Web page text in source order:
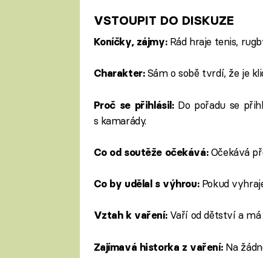
VSTOUPIT DO DISKUZE
Koníčky, zájmy: Rád hraje tenis,
Charakter:Sám o sobě tvrdí, že je
Proč se přihlásil: Do pořadu se
s kamarády.
Co od soutěže očekává:Očekává
Co by udělal s výhrou: Pokud
Vztah k vaření: Vaří od dětství a
Zajímavá historka z vaření: Na